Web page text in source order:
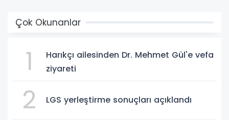
Çok Okunanlar
1
Harıkçı ailesinden Dr. Mehmet Gül'e vefa
ziyareti
2 LGS yerleştirme sonuçları açıklandı